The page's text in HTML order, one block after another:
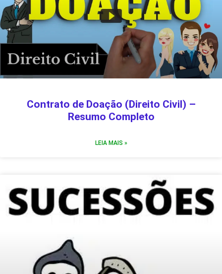
Contrato de Doação (Direito Civil) –
Resumo Completo
LEIA MAIS »